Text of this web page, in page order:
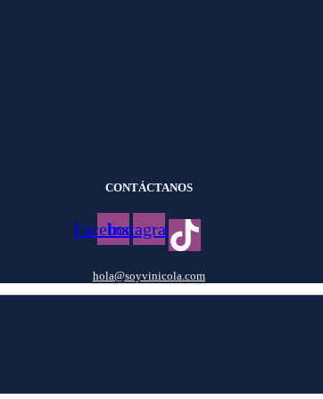
CONTÁCTANOS
FacebookInstagram
hola@soyvinicola.com